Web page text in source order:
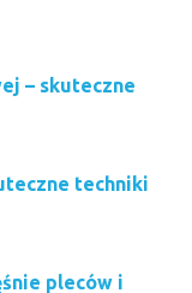
– skuteczne
techniki
pleców i